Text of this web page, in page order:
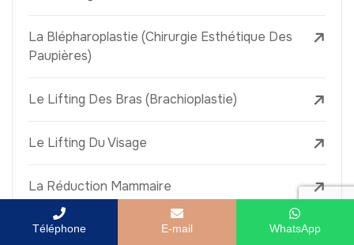
La Blépharoplastie (Chirurgie Esthétique Des
Paupières)
Le Lifting Des Bras (Brachioplastie)
Le Lifting Du Visage
La Réduction Mammaire
Traitements Dentaires
Téléphone E-mail WhatsApp